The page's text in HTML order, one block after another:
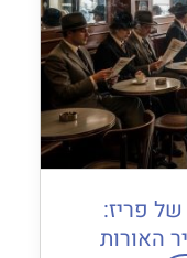
פריז:
האורות